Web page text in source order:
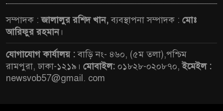
সম্পাদক :জালালুর রশিদ খান,ব্যবস্থাপনা সম্পাদক : মোঃ
আরিফুর রহমান।
যোগাযোগ কার্যালয় :বাড়ি নং- ৪৬০, (৫ম তলা),পশ্চিম
রামপুরা, ঢাকা-১২১৯। মোবাইল: ০১৮২৮-০২০৮৭০,ইমেইল :
newsvob57@gmail. com